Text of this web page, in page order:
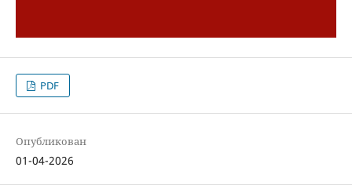
PDF
Опубликован
01-04-2026